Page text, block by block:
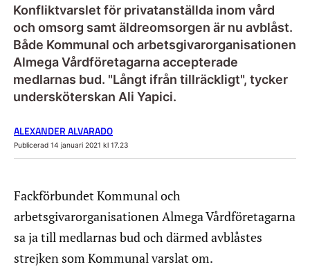
Konfliktvarslet för privatanställda inom vård
och omsorg samt äldreomsorgen är nu avblåst.
Både Kommunal och arbetsgivarorganisationen
Almega Vårdföretagarna accepterade
medlarnas bud. "Långt ifrån tillräckligt", tycker
undersköterskan Ali Yapici.
ALEXANDER ALVARADO
Publicerad 14 januari 2021 kl 17.23
Fackförbundet Kommunal och
arbetsgivarorganisationen Almega Vårdföretagarna
sa ja till medlarnas bud och därmed avblåstes
strejken som Kommunal varslat om.